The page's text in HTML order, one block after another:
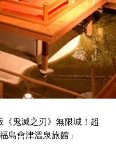
《鬼滅之刃》無限城！超
島會津溫泉旅館」